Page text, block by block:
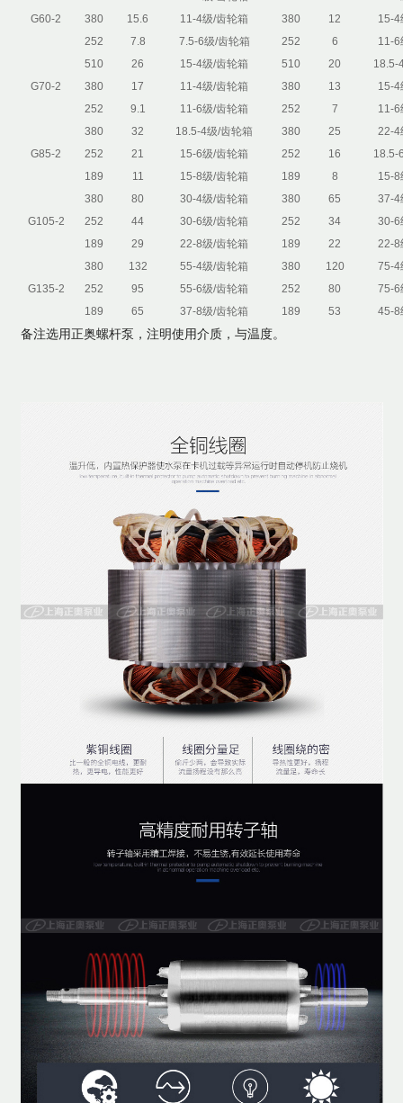
G60-2
380
15.6 11-4级/齿轮箱 380 12
15-4
252
7.8 7.5-6级/齿轮箱 252 6 11-6
G70-2
510 26 15-4级/齿轮箱 510 20
18.5-
380
17 11-4级/齿轮箱 380 13
15-4
252
9.1 11-6级/齿轮箱 252 7 11-6
G85-2
380 32 18.5-4级/齿轮箱 380 25
22-4
252
21 15-6级/齿轮箱 252 16
18.5-
189
11 15-8级/齿轮箱 189 8 15-8
G105-2
380 80 30-4级/齿轮箱 380 65
37-4
252
44 30-6级/齿轮箱 252 34
30-6
189
29 22-8级/齿轮箱 189 22 22-8
G135-2
380 132 55-4级/齿轮箱 380 120
75-4
252
95 55-6级/齿轮箱 252 80
75-6
189
65 37-8级/齿轮箱 189 53 45-8
备注选用正奥螺杆泵，注明使用介质，与温度。